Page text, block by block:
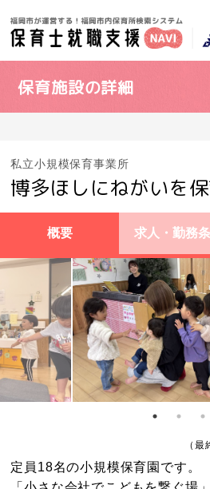
保育施設の詳細
私立小規模保育事業所
博多ほしにねがいを
概要 求人・勤務
（
定員18名の小規模保育園です。